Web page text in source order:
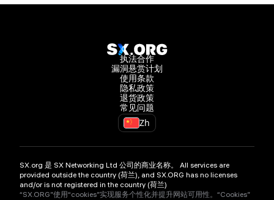
执法合作
漏洞悬赏计划
使用条款
隐私政策
退货政策
常见问题
Zh
SX.org 是 SX Networking Ltd 公司的商业名称。 All services are
provided outside the country (荷兰), and SX.ORG has no licenses
and/or is not registered in the country (荷兰)
“SX.ORG”使用“cookies”实现服务个性化并提升网站可用性。“Cookies”